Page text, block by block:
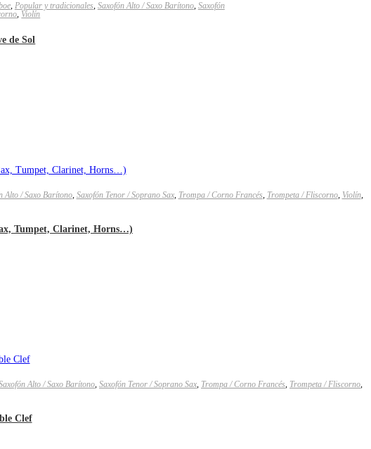
, Popular y tradicionales, Saxofón Alto / Saxo Barítono, Saxofón
, Violín
de Sol
Alto / Saxo Barítono, Saxofón Tenor / Soprano Sax, Trompa / Corno Francés, Trompeta / Fliscorno, Violín,
Tumpet, Clarinet, Horns…)
Alto / Saxo Barítono, Saxofón Tenor / Soprano Sax, Trompa / Corno Francés, Trompeta / Fliscorno,
Clef